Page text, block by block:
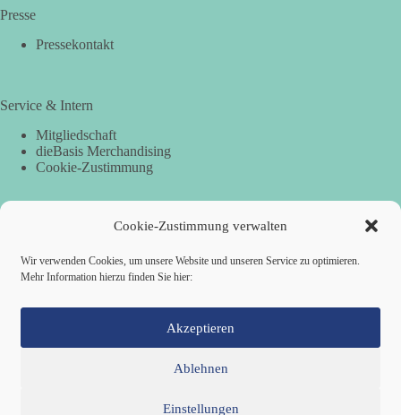
Cookie-Zustimmung verwalten
Wir verwenden Cookies, um unsere Website und unseren Service zu optimieren.
Mehr Information hierzu finden Sie hier:
Akzeptieren
Ablehnen
Einstellungen
Presse
Pressekontakt
Service & Intern
Mitgliedschaft
dieBasis Merchandising
Cookie-Zustimmung
Per Banküberweisung:
IBAN: DE87 2019 0003 0002 2499 01